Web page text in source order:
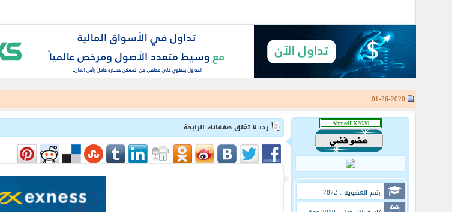
رقم العضوية : 7872
رد: لا تغلق صفقاتك الرابحة